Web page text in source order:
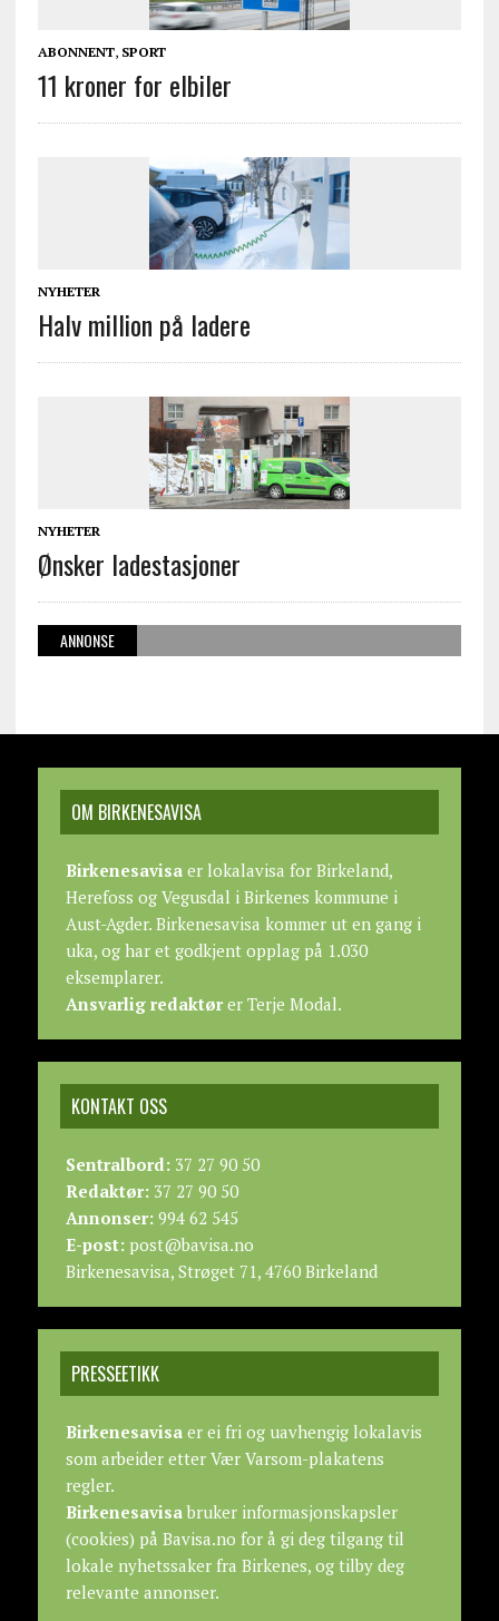
ABONNENT, SPORT
11 kroner for elbiler
NYHETER
Halv million på ladere
NYHETER
Ønsker ladestasjoner
ANNONSE
OM BIRKENESAVISA
Birkenesavisaer lokalavisa for Birkeland,
Herefoss og Vegusdal i Birkenes kommune i
Aust-Agder. Birkenesavisa kommer ut en gang i
uka, og har et godkjent opplag på 1.030
eksemplarer.
Ansvarlig redaktører Terje Modal.
KONTAKT OSS
Sentralbord:37 27 90 50
Redaktør:37 27 90 50
Annonser:994 62 545
E-post:post@bavisa.no
Birkenesavisa, Strøget 71, 4760 Birkeland
PRESSEETIKK
Birkenesavisaer ei fri og uavhengig lokalavis
som arbeider etter Vær Varsom-plakatens
regler.
Birkenesavisabruker informasjonskapsler
(cookies) på Bavisa.no for å gi deg tilgang til
lokale nyhetssaker fra Birkenes, og tilby deg
relevante annonser.